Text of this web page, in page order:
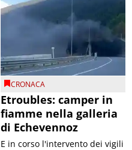
CRONACA
Etroubles: camper in
fiamme nella galleria
di Echevennoz
E in corso l'intervento dei vigili